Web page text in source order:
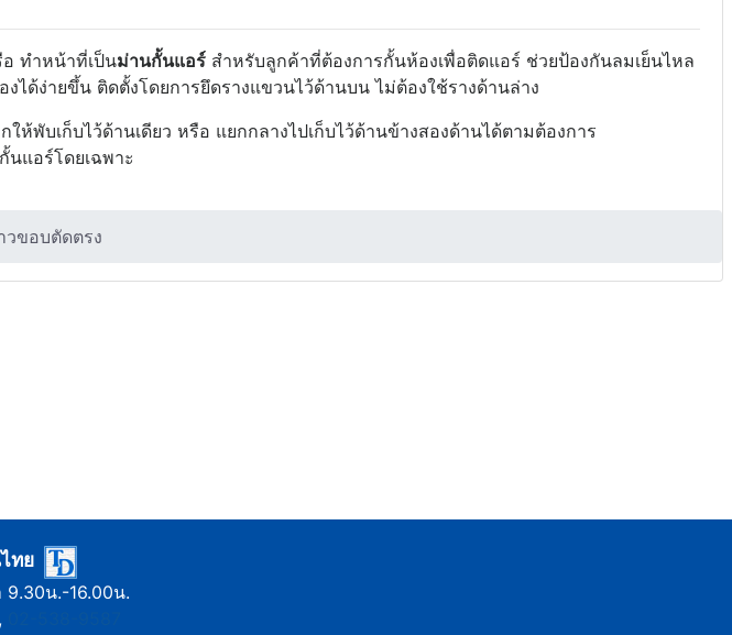
ทำหน้าที่เป็นม่านกั้นแอร์ สำหรับลูกค้าที่ต้องการกั้นห้องเพื่อติดแอร์ ช่วยป้องกันลมเย็นไหล
ด้ง่ายขึ้น ติดตั้งโดยการยึดรางแขวนไว้ด้านบน ไม่ต้องใช้รางด้านล่าง
ให้พับเก็บไว้ด้านเดียว หรือ แยกกลางไปเก็บไว้ด้านข้างสองด้านได้ตามต้องการ
นแอร์โดยเฉพาะ
ขอบตัดตรง
ทย
9.30น.-16.00น.
,